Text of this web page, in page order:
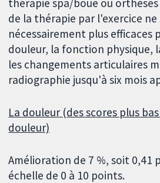
thérapie spa/boue ou
de la thérapie par l'exercice
nécessairement plus efficaces
douleur, la fonction physique,
les changements articulaires
radiographie jusqu'à six mois
La douleur (des scores plus
douleur)
Amélioration de 7 %, soit 0,41
échelle de 0 à 10 points.